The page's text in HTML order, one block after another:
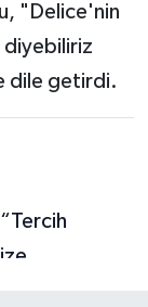
"Delice'nin
diyebiliriz
dile getirdi.